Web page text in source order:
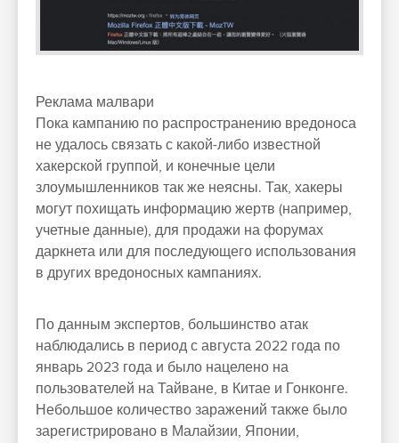
Реклама малвари
Пока кампанию по распространению вредоноса
не удалось связать с какой-либо известной
хакерской группой, и конечные цели
злоумышленников так же неясны. Так, хакеры
могут похищать информацию жертв (например,
учетные данные), для продажи на форумах
даркнета или для последующего использования
в других вредоносных кампаниях.
По данным экспертов, большинство атак
наблюдались в период с августа 2022 года по
январь 2023 года и было нацелено на
пользователей на Тайване, в Китае и Гонконге.
Небольшое количество заражений также было
зарегистрировано в Малайзии, Японии,